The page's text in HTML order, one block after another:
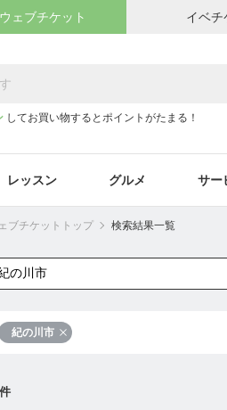
ウェブチケット イベチ
してお買い物するとポイントがたまる！
レッスン グルメ サー
ブチケットトップ 検索結果一覧
紀の川市
件